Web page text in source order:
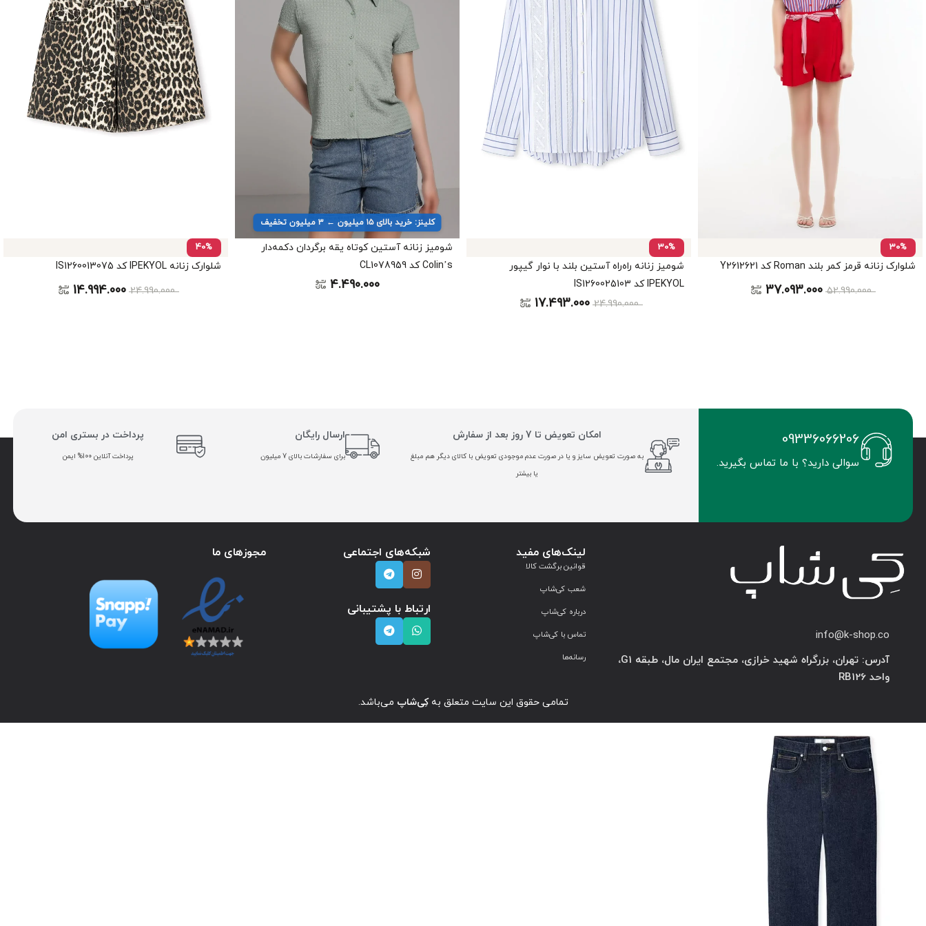
30%
شلوارک زنانه قرمز کمر بلند Roman کد Y2612621
52.990.000
37.093.000
30%
شومیز زنانه راه‌راه آستین بلند با نوار گیپور
IPEKYOL کد IS1260025103
24.990.000
17.493.000
کلینز: خرید بالای ۱۵ میلیون ← ۳ میلیون تخفیف
شومیز زنانه آستین کوتاه یقه برگردان دکمه‌دار
Colin’s کد CL1078959
4.490.000
40%
شلوارک زنانه IPEKYOL کد IS1260013075
24.990.000
14.994.000
09336066206
سوالی دارید؟ با ما تماس بگیرید.
امکان تعویض تا 7 روز بعد از سفارش
به صورت تعویض سایز و یا در صورت عدم موجودی تعویض با کالای دیگر هم مبلغ
یا بیشتر
ارسال رایگان
برای سفارشات بالای 7 میلیون
پرداخت در بستری امن
پرداخت آنلاین 100% ایمن
info@k-shop.co
آدرس: تهران، بزرگراه شهید خرازی، مجتمع ایران مال، طبقه G1،
واحد RB126
لینک‌های مفید
قوانین برگشت کالا
شعب کی‌شاپ
درباره کی‌شاپ
تماس با کی‌شاپ
رسانه‌ها
شبکه‌های اجتماعی
ارتباط با پشتیبانی
مجوزهای ما
تمامی حقوق این سایت متعلق بهکِی‌شاپ می‌باشد.